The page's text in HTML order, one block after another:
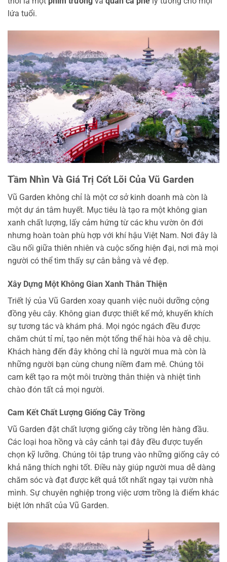
lứa tuổi.
Tầm Nhìn Và Giá Trị Cốt Lõi Của Vũ Garden
Vũ Garden không chỉ là một cơ sở kinh doanh mà còn là
một dự án tâm huyết. Mục tiêu là tạo ra một không gian
xanh chất lượng, lấy cảm hứng từ các khu vườn ôn đới
nhưng hoàn toàn phù hợp với khí hậu Việt Nam. Nơi đây là
cầu nối giữa thiên nhiên và cuộc sống hiện đại, nơi mà mọi
người có thể tìm thấy sự cân bằng và vẻ đẹp.
Xây Dựng Một Không Gian Xanh Thân Thiện
Triết lý của Vũ Garden xoay quanh việc nuôi dưỡng cộng
đồng yêu cây. Không gian được thiết kế mở, khuyến khích
sự tương tác và khám phá. Mọi ngóc ngách đều được
chăm chút tỉ mỉ, tạo nên một tổng thể hài hòa và dễ chịu.
Khách hàng đến đây không chỉ là người mua mà còn là
những người bạn cùng chung niềm đam mê. Chúng tôi
cam kết tạo ra một môi trường thân thiện và nhiệt tình
chào đón tất cả mọi người.
Cam Kết Chất Lượng Giống Cây Trồng
Vũ Garden đặt chất lượng giống cây trồng lên hàng đầu.
Các loại hoa hồng và cây cảnh tại đây đều được tuyển
chọn kỹ lưỡng. Chúng tôi tập trung vào những giống cây có
khả năng thích nghi tốt. Điều này giúp người mua dễ dàng
chăm sóc và đạt được kết quả tốt nhất ngay tại vườn nhà
mình. Sự chuyên nghiệp trong việc ươm trồng là điểm khác
biệt lớn nhất của Vũ Garden.